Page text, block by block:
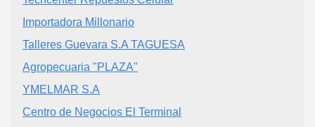
Importadora Millonario
Talleres Guevara S.A TAGUESA
Agropecuaria "PLAZA"
YMELMAR S.A
Centro de Negocios El Terminal